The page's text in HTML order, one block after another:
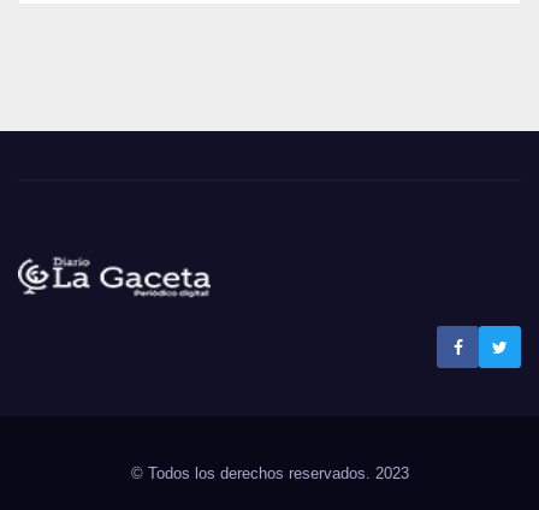
© Todos los derechos reservados. 2023